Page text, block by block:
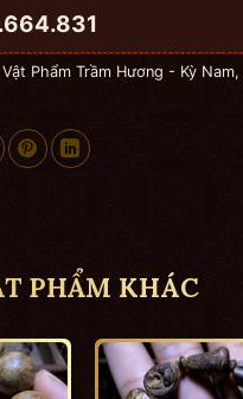
Phẩm Trầm Hương - Kỳ Nam,
PHẨM KHÁC